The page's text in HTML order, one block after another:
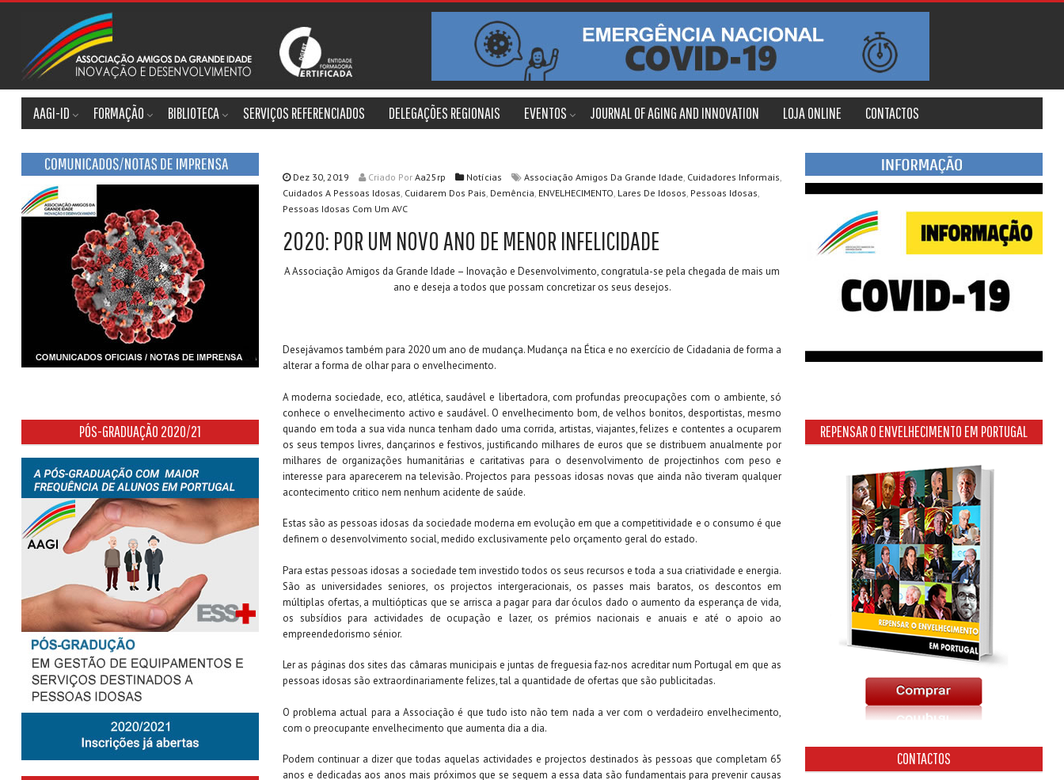
AAGI-ID FORMAÇÃO BIBLIOTECA SERVIÇOS REFERENCIADOS DELEGAÇÕES REGIONAIS EVENTOS JOURNAL OF AGING AND INNOVATION LOJA ONLINE CONTACTOS
PÓS-GRADUAÇÃO 2020/21
Dez 30, 2019 Criado Por Aa25rp Notícias Associação Amigos Da Grande Idade, Cuidadores Informais,
Cuidados A Pessoas Idosas, Cuidarem Dos Pais, Demência, ENVELHECIMENTO, Lares De Idosos, Pessoas Idosas,
Pessoas Idosas Com Um AVC
2020: POR UM NOVO ANO DE MENOR INFELICIDADE
A Associação Amigos da Grande Idade – Inovação e Desenvolvimento, congratula-se pela chegada de mais um
ano e deseja a todos que possam concretizar os seus desejos.
Desejávamos também para 2020 um ano de mudança. Mudança na Ética e no exercício de Cidadania de forma a
alterar a forma de olhar para o envelhecimento.
A moderna sociedade, eco, atlética, saudável e libertadora, com profundas preocupações com o ambiente, só
conhece o envelhecimento activo e saudável. O envelhecimento bom, de velhos bonitos, desportistas, mesmo
quando em toda a sua vida nunca tenham dado uma corrida, artistas, viajantes, felizes e contentes a ocuparem
os seus tempos livres, dançarinos e festivos, justificando milhares de euros que se distribuem anualmente por
milhares de organizações humanitárias e caritativas para o desenvolvimento de projectinhos com peso e
interesse para aparecerem na televisão. Projectos para pessoas idosas novas que ainda não tiveram qualquer
acontecimento critico nem nenhum acidente de saúde.
Estas são as pessoas idosas da sociedade moderna em evolução em que a competitividade e o consumo é que
definem o desenvolvimento social, medido exclusivamente pelo orçamento geral do estado.
Para estas pessoas idosas a sociedade tem investido todos os seus recursos e toda a sua criatividade e energia.
São as universidades seniores, os projectos intergeracionais, os passes mais baratos, os descontos em
múltiplas ofertas, a multiópticas que se arrisca a pagar para dar óculos dado o aumento da esperança de vida,
os subsídios para actividades de ocupação e lazer, os prémios nacionais e anuais e até o apoio ao
empreendedorismo sénior.
Ler as páginas dos sites das câmaras municipais e juntas de freguesia faz-nos acreditar num Portugal em que as
pessoas idosas são extraordinariamente felizes, tal a quantidade de ofertas que são publicitadas.
O problema actual para a Associação é que tudo isto não tem nada a ver com o verdadeiro envelhecimento,
com o preocupante envelhecimento que aumenta dia a dia.
Podem continuar a dizer que todas aquelas actividades e projectos destinados às pessoas que completam 65
anos e dedicadas aos anos mais próximos que se seguem a essa data são fundamentais para prevenir causas
REPENSAR O ENVELHECIMENTO EM PORTUGAL
CONTACTOS